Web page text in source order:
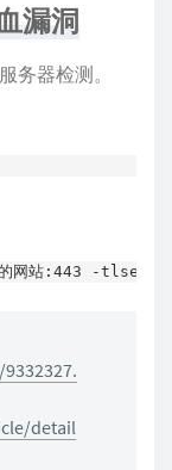
漏洞
务器检测。
网站:443 -
detail